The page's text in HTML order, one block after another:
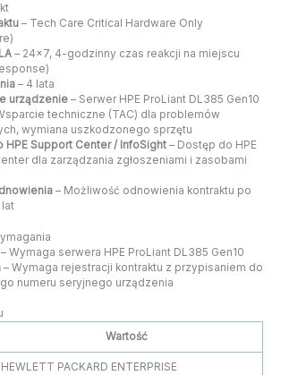
– Tech Care Critical Hardware Only
– 24×7, 4-godzinny czas reakcji na miejscu
– 4 lata
urządzenie– Serwer HPE ProLiant DL385 Gen10
techniczne (TAC) dla problemów
wymiana uszkodzonego sprzętu
HPE Support Center / InfoSight– Dostęp do HPE
dla zarządzania zgłoszeniami i zasobami
– Możliwość odnowienia kontraktu po
lat
Wymaga serwera HPE ProLiant DL385 Gen10
– Wymaga rejestracji kontraktu z przypisaniem do
numeru seryjnego urządzenia
Wartość
HEWLETT PACKARD ENTERPRISE